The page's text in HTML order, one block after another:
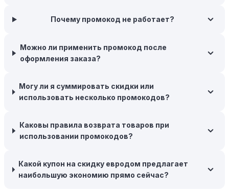
подписчиками эксклюзивными кодами скидок или
Программы лояльности:Присоединяйтесь к
программам лояльности, предлагаемым интернет-
преимуществами, как скидки только для участников,
ранний доступ к распродажам или эксклюзивным
Особые скидки:Если вы соответствуете этим
критериям, проверьте, предоставляет ли евродом
Почему промокод не работает?
Можно ли применить промокод после
оформления заказа?
Могу ли я суммировать скидки или
использовать несколько промокодов?
Каковы правила возврата товаров при
использовании промокодов?
Какой купон на скидку евродом предлагает
наибольшую экономию прямо сейчас?